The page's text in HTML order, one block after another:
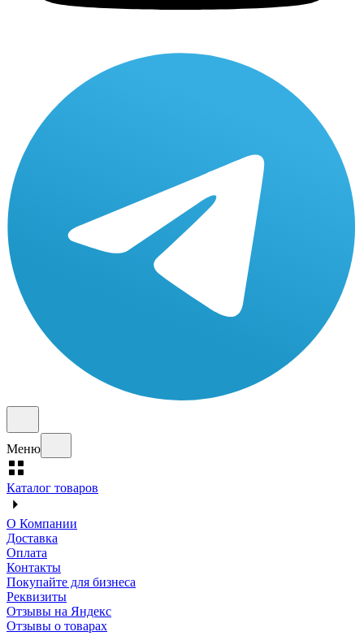
Меню
Каталог товаров
О Компании
Доставка
Оплата
Контакты
Покупайте для бизнеса
Реквизиты
Отзывы на Яндекс
Отзывы о товарах